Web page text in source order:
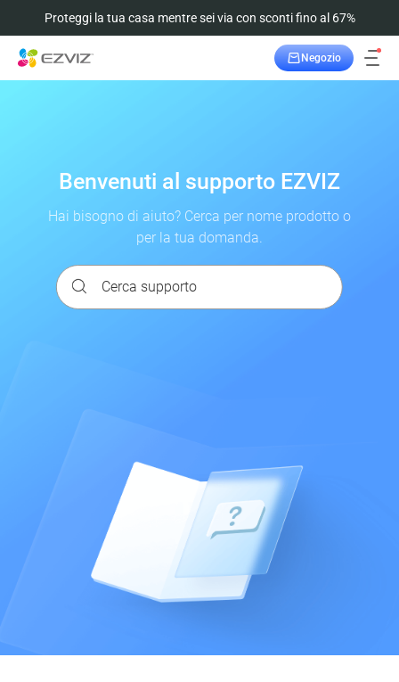
Proteggi la tua casa mentre sei via con sconti fino al 67%
Negozio
Benvenuti al supporto EZVIZ
Hai bisogno di aiuto? Cerca per nome prodotto o
per la tua domanda.